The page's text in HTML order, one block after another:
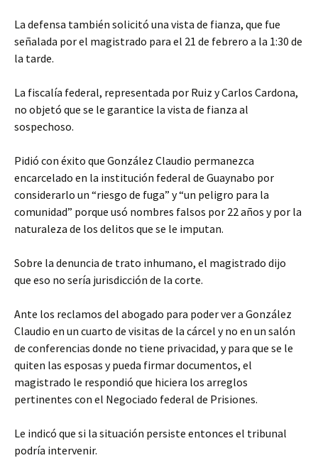
La defensa también solicitó una vista de fianza, que fue
señalada por el magistrado para el 21 de febrero a la 1:30 de
la tarde.
La fiscalía federal, representada por Ruiz y Carlos Cardona,
no objetó que se le garantice la vista de fianza al
sospechoso.
Pidió con éxito que González Claudio permanezca
encarcelado en la institución federal de Guaynabo por
considerarlo un “riesgo de fuga” y “un peligro para la
comunidad” porque usó nombres falsos por 22 años y por la
naturaleza de los delitos que se le imputan.
Sobre la denuncia de trato inhumano, el magistrado dijo
que eso no sería jurisdicción de la corte.
Ante los reclamos del abogado para poder ver a González
Claudio en un cuarto de visitas de la cárcel y no en un salón
de conferencias donde no tiene privacidad, y para que se le
quiten las esposas y pueda firmar documentos, el
magistrado le respondió que hiciera los arreglos
pertinentes con el Negociado federal de Prisiones.
Le indicó que si la situación persiste entonces el tribunal
podría intervenir.